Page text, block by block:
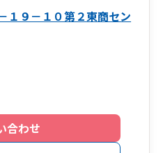
１９－１０第２東商セン
合わせ